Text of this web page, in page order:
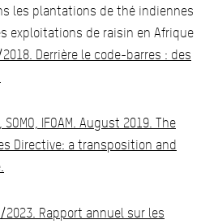
les plantations de thé indiennes
exploitations de raisin en Afrique
Derrière le code-barres : des
SOMO, IFOAM. August 2019. The
Directive: a transposition and
2023. Rapport annuel sur les